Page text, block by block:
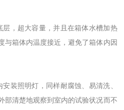
层，超大容量，并且在箱体水槽加热
与箱体内温度接近，避免了箱体内因
装照明灯，同样耐腐蚀、易清洗、
部清楚地观察到室内的试验状况而不